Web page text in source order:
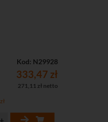
Kod: N29928
333,47 zł
271,11 zł netto